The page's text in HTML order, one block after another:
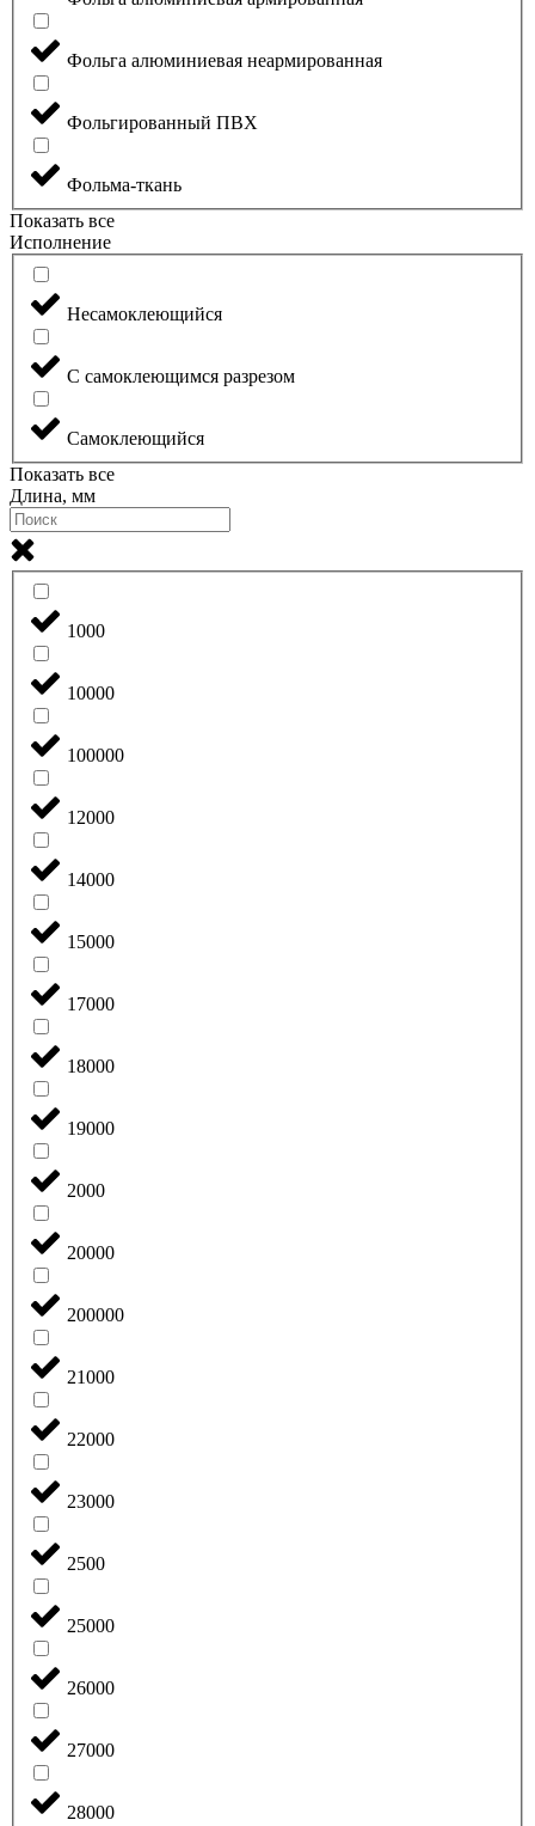
Фольга алюминиевая неармированная
Фольгированный ПВХ
Фольма-ткань
Показать все
Исполнение
Несамоклеющийся
С самоклеющимся разрезом
Самоклеющийся
Показать все
Длина, мм
1000
10000
100000
12000
14000
15000
17000
18000
19000
2000
20000
200000
21000
22000
23000
2500
25000
26000
27000
28000